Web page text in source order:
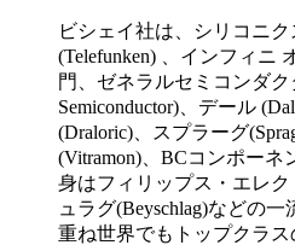
ビシェイ社は、シリコニ
(Telefunken) 、インフィニ
門、ゼネラルセミコンダク
Semiconductor)、デール
(Draloric)、スプラーグ
(Vitramon)、BCコンポーネ
身はフィリップス・エレ
ュラグ(Beyschlag)などの
重ね世界でもトップクラ